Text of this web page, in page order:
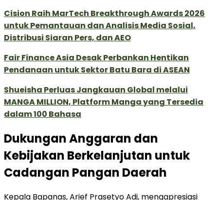
Cision Raih MarTech Breakthrough Awards 2026
untuk Pemantauan dan Analisis Media Sosial,
Distribusi Siaran Pers, dan AEO
Fair Finance Asia Desak Perbankan Hentikan
Pendanaan untuk Sektor Batu Bara di ASEAN
Shueisha Perluas Jangkauan Global melalui
MANGA MILLION, Platform Manga yang Tersedia
dalam 100 Bahasa
Dukungan Anggaran dan
Kebijakan Berkelanjutan untuk
Cadangan Pangan Daerah
Kepala Bapanas, Arief Prasetyo Adi, mengapresiasi